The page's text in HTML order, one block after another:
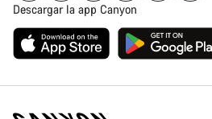
Descargar la app Canyon